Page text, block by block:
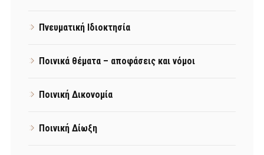
Πνευματική Ιδιοκτησία
Ποινικά θέματα – αποφάσεις και νόμοι
Ποινική Δικονομία
Ποινική Δίωξη